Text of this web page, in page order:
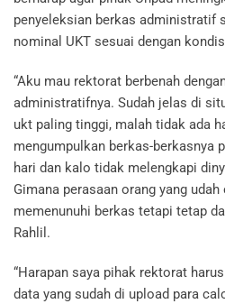
penyeleksian berkas administratif
nominal UKT sesuai dengan
“Aku mau rektorat berbenah
administratifnya. Sudah jelas di
ukt paling tinggi, malah tidak ada
mengumpulkan berkas-berkasnya
hari dan kalo tidak melengkapi
Gimana perasaan orang yang
memenunuhi berkas tetapi tetap
Rahlil.
“Harapan saya pihak rektorat
data yang sudah di upload para